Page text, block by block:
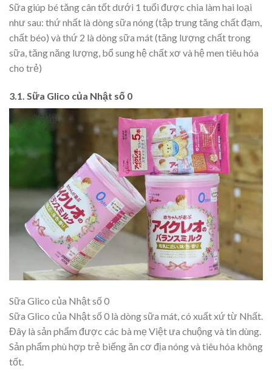
Sữa giúp bé tăng cân tốt dưới 1 tuổi được chia làm hai loại
như sau: thứ nhất là dòng sữa nóng (tập trung tăng chất đạm,
chất béo) và thứ 2 là dòng sữa mát (tăng lượng chất trong
sữa, tăng năng lượng, bổ sung hệ chất xơ và hệ men tiêu hóa
cho trẻ)
3.1. Sữa Glico của Nhật số 0
Sữa Glico của Nhật số 0
Sữa Glico của Nhật số 0 là dòng sữa mát, có xuất xứ từ Nhất.
Đây là sản phẩm được các bà mẹ Việt ưa chuộng và tin dùng.
Sản phẩm phù hợp trẻ biếng ăn cơ địa nóng và tiêu hóa không
tốt.